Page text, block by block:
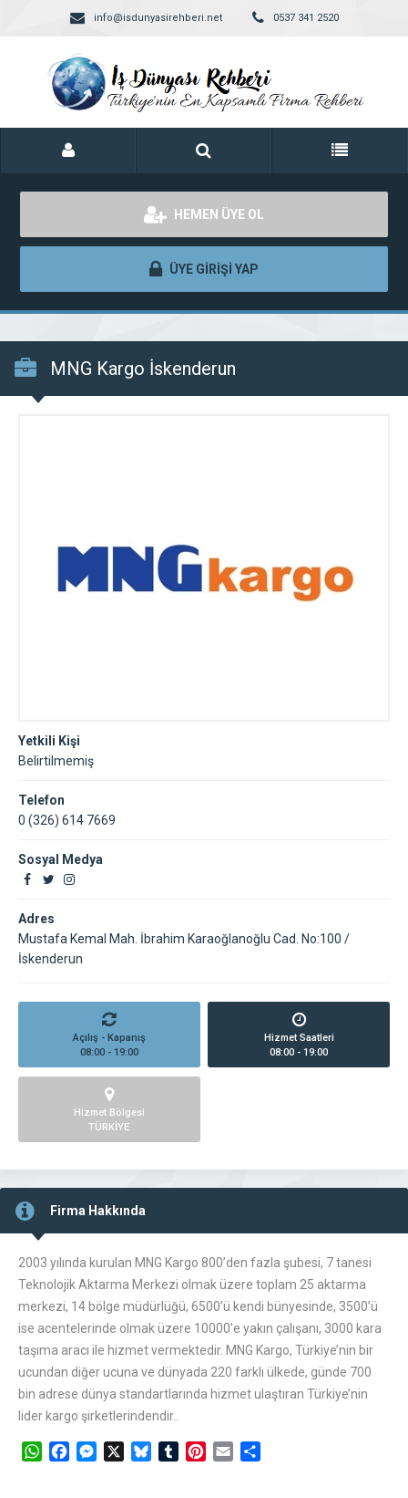
info@isdunyasirehberi.net 0537 341 2520
HEMEN ÜYE OL
ÜYE GİRİŞİ YAP
MNG Kargo İskenderun
Yetkili Kişi
Belirtilmemiş
Telefon
0 (326) 614 7669
Sosyal Medya
Adres
Mustafa Kemal Mah. İbrahim Karaoğlanoğlu Cad. No:100 /
İskenderun
Açılış - Kapanış
08:00 - 19:00
Hizmet Saatleri
08:00 - 19:00
Hizmet Bölgesi
TÜRKİYE
Firma Hakkında
2003 yılında kurulan MNG Kargo 800’den fazla şubesi, 7 tanesi
Teknolojik Aktarma Merkezi olmak üzere toplam 25 aktarma
merkezi, 14 bölge müdürlüğü, 6500’ü kendi bünyesinde, 3500’ü
ise acentelerinde olmak üzere 10000’e yakın çalışanı, 3000 kara
taşıma aracı ile hizmet vermektedir. MNG Kargo, Türkiye’nin bir
ucundan diğer ucuna ve dünyada 220 farklı ülkede, günde 700
bin adrese dünya standartlarında hizmet ulaştıran Türkiye’nin
lider kargo şirketlerindendir..
WhatsAppFacebookMessengerBlueskyTumblrPinterest
Email